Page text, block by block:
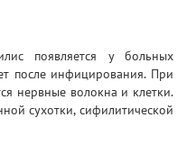
появляется у больных
после инфицирования. При
нервные волокна и клетки.
сухотки, сифилитической